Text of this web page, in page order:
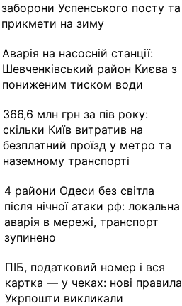
заборони Успенського посту та
прикмети на зиму
Аварія на насосній станції:
Шевченківський район Києва з
пониженим тиском води
366,6 млн грн за пів року:
скільки Київ витратив на
безплатний проїзд у метро та
наземному транспорті
4 райони Одеси без світла
після нічної атаки рф: локальна
аварія в мережі, транспорт
зупинено
ПІБ, податковий номер і вся
картка — у чеках: нові правила
Укрпошти викликали